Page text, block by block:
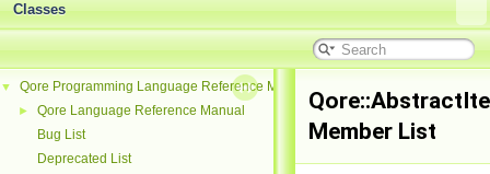
Classes
▼ Qore Programming Language Reference Manual
►
Qore Language Reference Manual
Bug List
Deprecated List
Member List